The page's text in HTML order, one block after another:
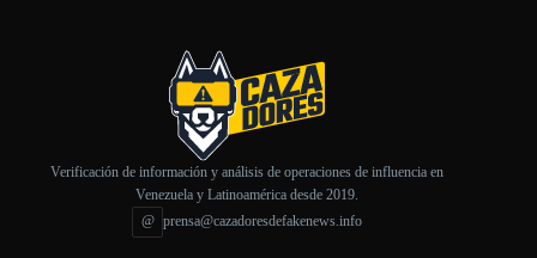
Verificación de información y análisis de operaciones de influencia en
Venezuela y Latinoamérica desde 2019.
@ prensa@cazadoresdefakenews.info